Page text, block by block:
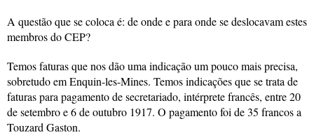
A questão que se coloca é: de onde e para onde se deslocavam estes
membros do CEP?
Temos faturas que nos dão uma indicação um pouco mais precisa,
sobretudo em Enquin-les-Mines. Temos indicações que se trata de
faturas para pagamento de secretariado, intérprete francês, entre 20
de setembro e 6 de outubro 1917. O pagamento foi de 35 francos a
Touzard Gaston.